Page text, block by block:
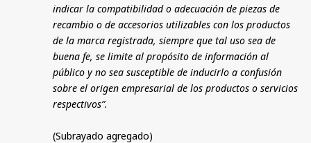
indicar la compatibilidad o adecuación de piezas de
recambio o de accesorios utilizables con los productos
de la marca registrada, siempre que tal uso sea de
buena fe, se limite al propósito de información al
público y no sea susceptible de inducirlo a confusión
sobre el origen empresarial de los productos o servicios
respectivos”.
(Subrayado agregado)